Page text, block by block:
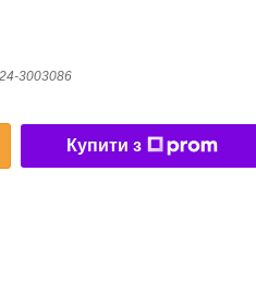
24-3003086
Купити з